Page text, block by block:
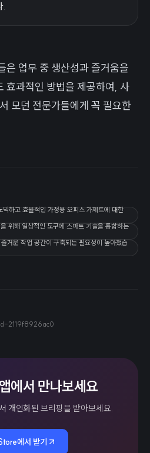
.
은 업무 중 생산성과 즐거움을
효과적인 방법을 제공하여, 사
모던 전문가들에게 꼭 필요한
하고 효율적인 가정용 오피스 가제트에 대한
위해 일상적인 도구에 스마트 기술을 통합하는
거운 작업 공간이 구축되는 필요성이 높아졌습
2119f8926ac0
에서 만나보세요
개인화된 브리핑을 받아보세요.
에서 받기